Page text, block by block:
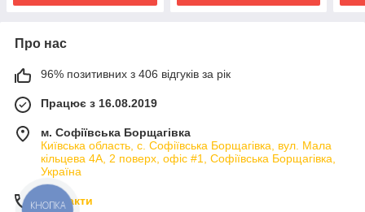
Про нас
96% позитивних з 406 відгуків за рік
Працює з 16.08.2019
м. Софіївська Борщагівка
Київська область, с. Софіївська Борщагівка, вул. Мала
кільцева 4А, 2 поверх, офіс #1, Софіївська Борщагівка,
Україна
Контакти
КНОПКА